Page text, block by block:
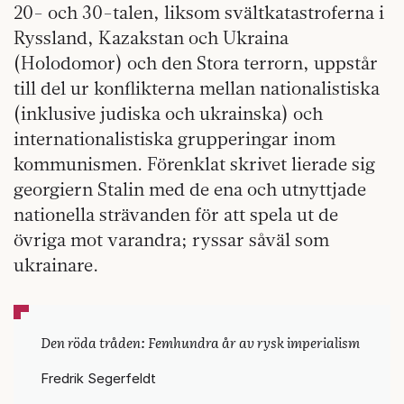
20- och 30-talen, liksom svältkatastroferna i
Ryssland, Kazakstan och Ukraina
(Holodomor) och den Stora terrorn, uppstår
till del ur konflikterna mellan nationalistiska
(inklusive judiska och ukrainska) och
internationalistiska grupperingar inom
kommunismen. Förenklat skrivet lierade sig
georgiern Stalin med de ena och utnyttjade
nationella strävanden för att spela ut de
övriga mot varandra; ryssar såväl som
ukrainare.
Den röda tråden: Femhundra år av rysk imperialism
Fredrik Segerfeldt